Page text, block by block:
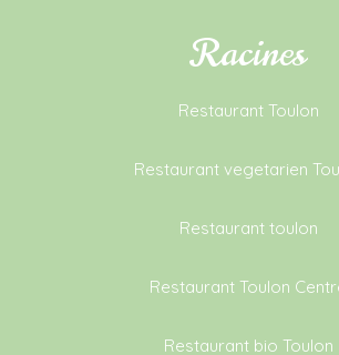
Racines
Restaurant Toulon
Restaurant vegetarien
Restaurant toulon
Restaurant Toulon
Restaurant bio Toulon